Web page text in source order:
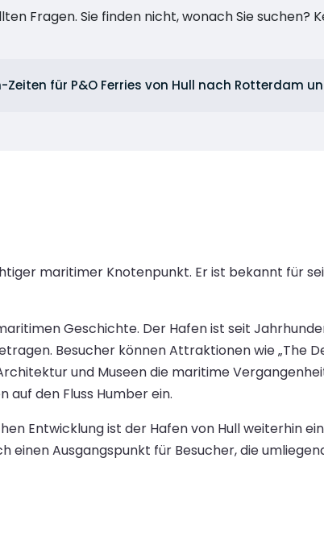
Fragen. Sie finden nicht, wonach Sie suchen?
Zeiten für P&O Ferries von Hull nach Rotterdam
maritimer Knotenpunkt. Er ist bekannt für
Geschichte. Der Hafen ist seit
Besucher können Attraktionen wie „The
und Museen die maritime
auf den Fluss Humber ein.
Entwicklung ist der Hafen von Hull weiterhin
Ausgangspunkt für Besucher, die